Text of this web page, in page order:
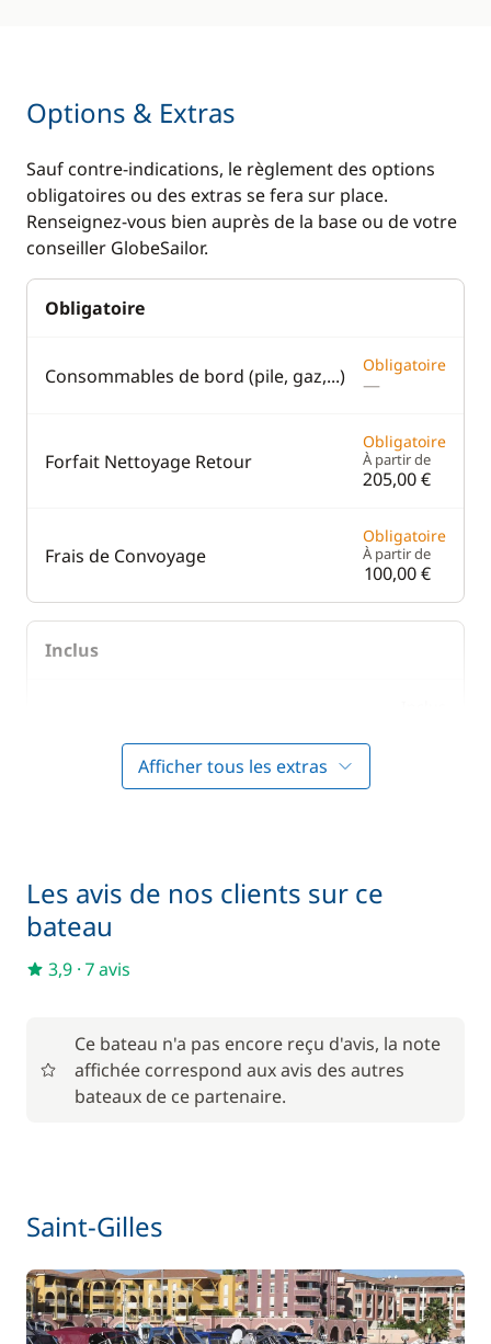
Options & Extras
Sauf contre-indications, le règlement des options
obligatoires ou des extras se fera sur place.
Renseignez-vous bien auprès de la base ou de votre
conseiller GlobeSailor.
Obligatoire
Consommables de bord (pile, gaz,...) Obligatoire
—
Forfait Nettoyage Retour
Obligatoire
À partir de
205,00 €
Frais de Convoyage
Obligatoire
À partir de
100,00 €
Inclus
En option
Animaux de compagnie
Le paquet environnemental
Location de vélo - Adulte 59,50 €
/ semaine
Afficher tous les extras
Les avis de nos clients sur ce
bateau
3,9 · 7 avis
Ce bateau n'a pas encore reçu d'avis, la note
affichée correspond aux avis des autres
bateaux de ce partenaire.
Saint-Gilles